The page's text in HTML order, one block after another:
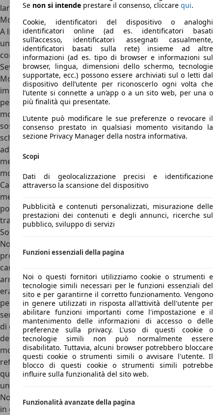
larghezza del corpo vettura, si trova posto.
Motori Cadillac Seville
A livello meccanico e di motori, Cadillac Seville è
un’automobile davvero particolare, con grandi
contraddizioni che stupiscono il pubblico europeo. Cadillac
Seville è infatti realizzata sulla G Platform di General
Motors, quella sviluppata per le vetture più grandi e
importanti. Al contrario di quanto succede qui in Europa,
però, questa base meccanica, finalmente con telaio
monoscocca, è esclusivamente a trazione anteriore, e ha
sospensioni molto semplici. Davanti troviamo infatti uno
schema McPherson, mentre dietro troviamo uno schema
ad un braccio oscillante con bracci tiranti in alluminio,
mentre la trazione è sempre, esclusivamente anteriore con
motore trasversale. Ma è proprio la gamma motori di
Cadillac Seville a stupire. Sebbene questo schema
meccanico presupponga un motore non troppo grande e
potente, all’atto pratico la berlina americana è la vettura a
trazione anteriore più potente sul mercato.
Sotto il cofano, infatti, trova posto il famigerato 4.6 V8
Northstar, uno dei motori più promettenti ma anche più
problematici mai realizzati. Dotato di doppio albero a
camme, blocco interamente in alluminio e, nella versione
arrivata in Europa, anche di fasatura variabile, il Northstar
era dotato anche di un sistema chiamato “Limp-Home” che
permetteva all’auto di viaggiare senza problemi anche
senza liquido di raffreddamento. In poche parole, in caso
di danni al radiatore il motore attivava solo una bancata
del V8, e l’altra si occupava del “raffreddamento ad aria” del
motore, consentendo fino a 160 km di guida senza
refrigerante. I problemi di affidabilità però colpirono
questo motore, che oggi è, nonostante la sua raffinatezza,
uno dei più problematici V8 mai prodotti negli States.
Nonostante questo, però, il 4.6 è davvero potente: è infatti
in grado di erogare 305 CV e 400 Nm di coppia, scaricati
Se non si intende prestare il consenso, cliccare qui.
Cookie, identificatori del dispositivo o analoghi
identificatori online (ad es. identificatori basati
sull’accesso, identificatori assegnati casualmente,
identificatori basati sulla rete) insieme ad altre
informazioni (ad es. tipo di browser e informazioni sul
browser, lingua, dimensioni dello schermo, tecnologie
supportate, ecc.) possono essere archiviati sul o letti dal
dispositivo dell’utente per riconoscerlo ogni volta che
l’utente si connette a un’app o a un sito web, per una o
più finalità qui presentate.
L’utente può modificare le sue preferenze o revocare il
consenso prestato in qualsiasi momento visitando la
sezione Privacy Manager della nostra informativa.
Scopi
Dati di geolocalizzazione precisi e identificazione
attraverso la scansione del dispositivo
Pubblicità e contenuti personalizzati, misurazione delle
prestazioni dei contenuti e degli annunci, ricerche sul
pubblico, sviluppo di servizi
Funzioni essenziali della pagina
Noi o questi fornitori utilizziamo cookie o strumenti e
tecnologie simili necessari per le funzioni essenziali del
sito e per garantirne il corretto funzionamento. Vengono
in genere utilizzati in risposta all'attività dell'utente per
abilitare funzioni importanti come l'impostazione e il
mantenimento delle informazioni di accesso o delle
preferenze sulla privacy. L'uso di questi cookie o
tecnologie simili non può normalmente essere
disabilitato. Tuttavia, alcuni browser potrebbero bloccare
questi cookie o strumenti simili o avvisare l'utente. Il
blocco di questi cookie o strumenti simili potrebbe
influire sulla funzionalità del sito web.
Funzionalità avanzate della pagina